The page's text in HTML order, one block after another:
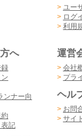
> ユー
> ログ
> 利用
へ
ンナー向
記
運営
> 会社
> プラ
ヘル
> お問
> サイ